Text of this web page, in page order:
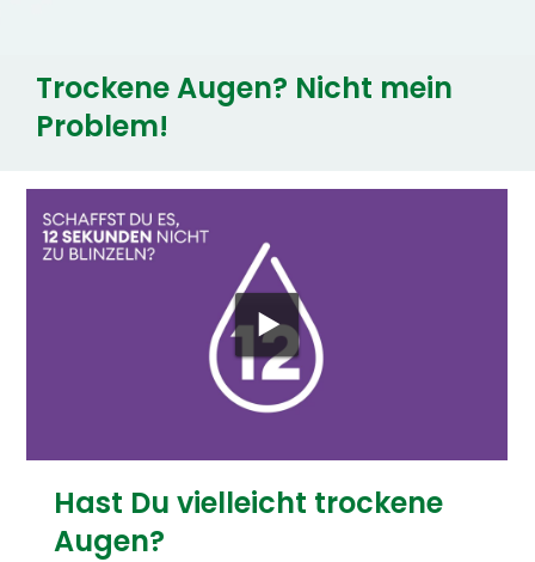
Trockene Augen? Nicht mein
Problem!
Hast Du vielleicht trockene
Augen?